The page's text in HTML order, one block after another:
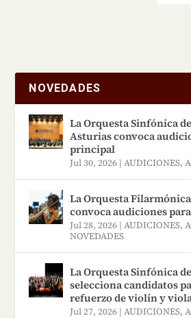
Josef
tendrá
400/9,
NOVEDADES
La Orquesta Sinfónica
Asturias convoca
principal
Jul 30, 2026 |AUDICIONES,
La Orquesta
convoca audiciones
Jul 28, 2026 |AUDICIONES,
NOVEDADES
La Orquesta Sinfónica
selecciona candidatos
refuerzo de violín y
Jul 27, 2026 |AUDICIONES,